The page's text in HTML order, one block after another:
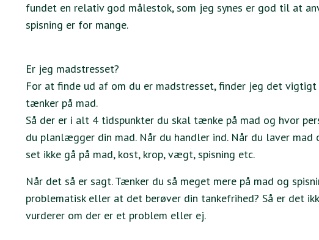
fundet en relativ god målestok, som jeg synes er god til at
spisning er for mange.
Er jeg madstresset?
For at finde ud af om du er madstresset, finder jeg det
tænker på mad.
Så der er i alt 4 tidspunkter du skal tænke på mad og hvor
du planlægger din mad. Når du handler ind. Når du laver mad
set ikke gå på mad, kost, krop, vægt, spisning etc.
Når det så er sagt. Tænker du så meget mere på mad og
problematisk eller at det berøver din tankefrihed? Så er det
vurderer om der er et problem eller ej.